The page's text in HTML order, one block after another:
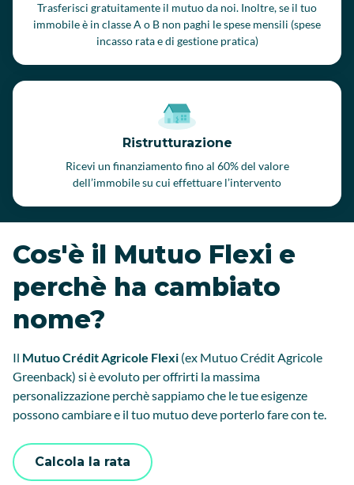
Trasferisci gratuitamente il mutuo da noi. Inoltre, se il tuo
immobile è in classe A o B non paghi le spese mensili (spese
incasso rata e di gestione pratica)
Ristrutturazione
Ricevi un finanziamento fino al 60% del valore
dell’immobile su cui effettuare l’intervento
Cos'è il Mutuo Flexi e
perchè ha cambiato
nome?
Il Mutuo Crédit Agricole Flexi (ex Mutuo Crédit Agricole
Greenback) si è evoluto per offrirti la massima
personalizzazione perchè sappiamo che le tue esigenze
possono cambiare e il tuo mutuo deve porterlo fare con te.
Calcola la rata